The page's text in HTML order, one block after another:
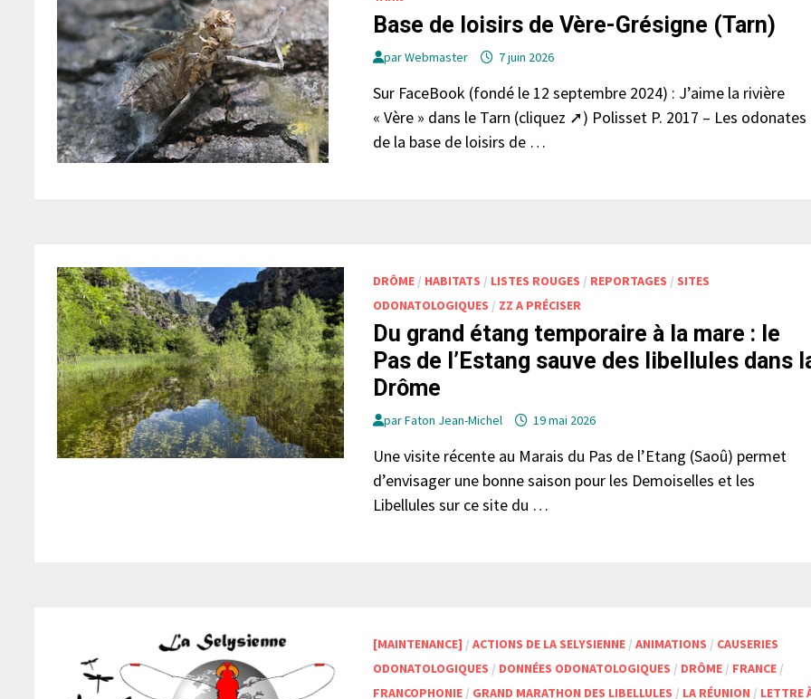
Base de loisirs de Vère-Grésigne (Tarn)
parWebmaster 7 juin 2026
Sur FaceBook (fondé le 12 septembre 2024) : J’aime la rivière
« Vère » dans le Tarn (cliquez ➚) Polisset P. 2017 – Les odonates
de la base de loisirs de …
DRÔME / HABITATS / LISTES ROUGES / REPORTAGES / SITES
ODONATOLOGIQUES / ZZ A PRÉCISER
Du grand étang temporaire à la mare : le
Pas de l’Estang sauve des libellules dans
Drôme
parFaton Jean-Michel 19 mai 2026
Une visite récente au Marais du Pas de l’Etang (Saoû) permet
d’envisager une bonne saison pour les Demoiselles et les
Libellules sur ce site du …
[MAINTENANCE] /ACTIONS DE LA SELYSIENNE /ANIMATIONS / CAUSERIES
ODONATOLOGIQUES / DONNÉES ODONATOLOGIQUES / DRÔME / FRANCE /
FRANCOPHONIE / GRAND MARATHON DES LIBELLULES / LA RÉUNION / LETTRE